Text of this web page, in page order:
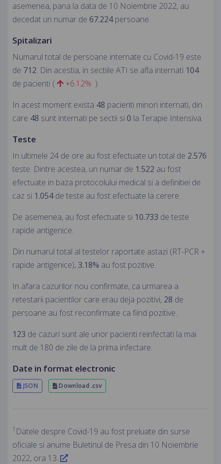
asemenea, pana la data de 10 Noiembrie 2022, au
decedat un numar de 67.224persoane.
Spitalizari
Numarul total de persoane internate cu Covid-19 este
de 712. Din acestia, in sectiile ATI se afla internati 104
de pacienti (
+6.12% ).
In acest moment exista 48 pacienti minori internati, din
care 48 sunt internati pe sectii si0 la Terapie Intensiva.
Teste
In ultimele 24 de ore au fost efectuate un total de 2.576
teste. Dintre acestea, un numar de 1.522 au fost
efectuate in baza protocolului medical si a definitiei de
caz si 1.054de teste au fost efectuate la cerere.
De asemenea, au fost efectuate si 10.733 de teste
rapide antigenice.
Din numarul total al testelor raportate astazi (RT-PCR +
rapide antigenice),3.18% au fost pozitive.
In afara cazurilor nou confirmate, ca urmarea a
retestarii pacientilor care erau deja pozitivi, 28 de
persoane au fost reconfirmate ca fiind pozitive.
123 de cazuri sunt ale unor pacienti reinfectati la mai
mult de 180 de zile de la prima infectare.
Date in format electronic
JSON Download .csv
1 Datele despre Covid-19 au fost preluate din surse
oficiale si anume Buletinul de Presa din 10 Noiembrie
2022, ora 13.